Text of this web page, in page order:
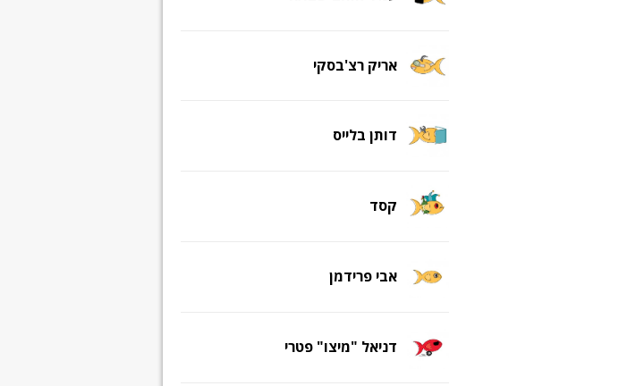
אריק רצ'בסקי
דותן בלייס
קסד
אבי פרידמן
דניאל "מיצו" פטרי